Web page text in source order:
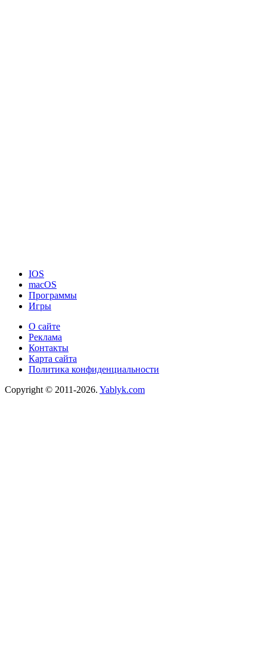
IOS
macOS
Программы
Игры
О сайте
Реклама
Контакты
Карта сайта
Политика конфиденциальности
Copyright © 2011-2026. Yablyk.сom